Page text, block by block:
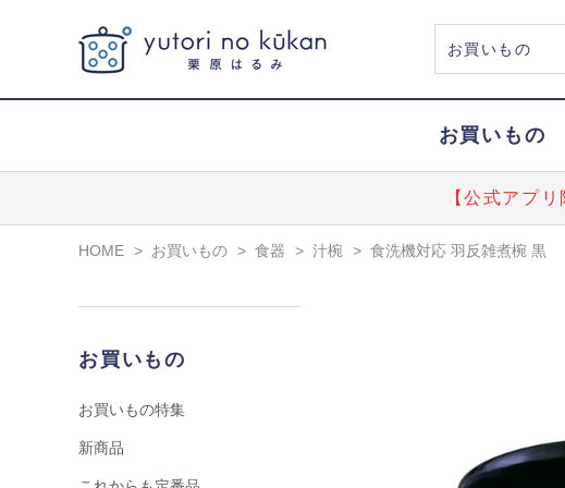
お買いもの
【公式アプ
HOME > お買いもの > 食器 > 汁椀 > 食洗機対応 羽反雑煮椀 黒
お買いもの
お買いもの特集
新商品